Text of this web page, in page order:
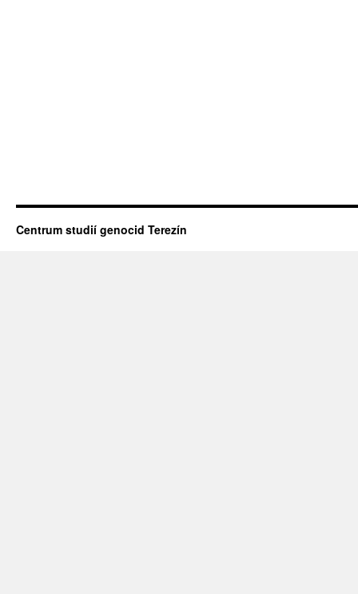
Centrum studií genocid Terezín